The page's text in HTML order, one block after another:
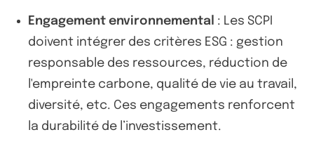
Engagement environnemental : Les SCPI
doivent intégrer des critères ESG : gestion
responsable des ressources, réduction de
l'empreinte carbone, qualité de vie au travail,
diversité, etc. Ces engagements renforcent
la durabilité de l’investissement.